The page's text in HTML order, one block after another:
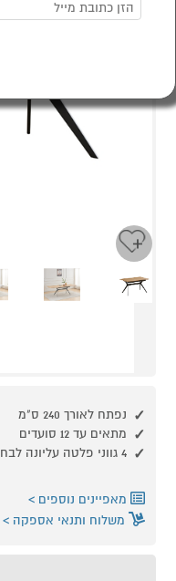
נפתח לאורך 240 ס"מ
מתאים עד 12 סועדים
4 גווני פלטה עליונה לבחירה
מאפיינים נוספים
משלוח ותנאי אספקה